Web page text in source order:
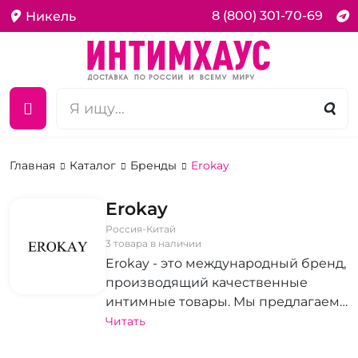
Никель 8 (800) 301-70-69
Главная Каталог Бренды Erokay
Erokay
Россия-Китай
3 товара в наличии
Erokay - это международный бренд,
производящий качественные
интимные товары. Мы предлагаем
широкий выбор продукции,
Читать